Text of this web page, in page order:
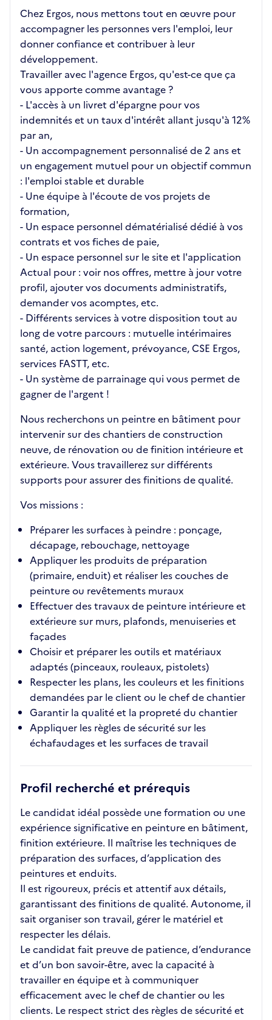
Chez Ergos, nous mettons tout en œuvre pour
accompagner les personnes vers l'emploi, leur
donner confiance et contribuer à leur
développement.
Travailler avec l'agence Ergos, qu'est-ce que ça
vous apporte comme avantage ?
- L'accès à un livret d'épargne pour vos
indemnités et un taux d'intérêt allant jusqu'à 12%
par an,
- Un accompagnement personnalisé de 2 ans et
un engagement mutuel pour un objectif commun
: l'emploi stable et durable
- Une équipe à l'écoute de vos projets de
formation,
- Un espace personnel dématérialisé dédié à vos
contrats et vos fiches de paie,
- Un espace personnel sur le site et l'application
Actual pour : voir nos offres, mettre à jour votre
profil, ajouter vos documents administratifs,
demander vos acomptes, etc.
- Différents services à votre disposition tout au
long de votre parcours : mutuelle intérimaires
santé, action logement, prévoyance, CSE Ergos,
services FASTT, etc.
- Un système de parrainage qui vous permet de
gagner de l'argent !
Nous recherchons un peintre en bâtiment pour
intervenir sur des chantiers de construction
neuve, de rénovation ou de finition intérieure et
extérieure. Vous travaillerez sur différents
supports pour assurer des finitions de qualité.
Vos missions :
Préparer les surfaces à peindre : ponçage,
décapage, rebouchage, nettoyage
Appliquer les produits de préparation
(primaire, enduit) et réaliser les couches de
peinture ou revêtements muraux
Effectuer des travaux de peinture intérieure et
extérieure sur murs, plafonds, menuiseries et
façades
Choisir et préparer les outils et matériaux
adaptés (pinceaux, rouleaux, pistolets)
Respecter les plans, les couleurs et les finitions
demandées par le client ou le chef de chantier
Garantir la qualité et la propreté du chantier
Appliquer les règles de sécurité sur les
échafaudages et les surfaces de travail
Profil recherché et prérequis
Le candidat idéal possède une formation ou une
expérience significative en peinture en bâtiment,
finition extérieure. Il maîtrise les techniques de
préparation des surfaces, d’application des
peintures et enduits.
Il est rigoureux, précis et attentif aux détails,
garantissant des finitions de qualité. Autonome, il
sait organiser son travail, gérer le matériel et
respecter les délais.
Le candidat fait preuve de patience, d’endurance
et d’un bon savoir-être, avec la capacité à
travailler en équipe et à communiquer
efficacement avec le chef de chantier ou les
clients. Le respect strict des règles de sécurité et